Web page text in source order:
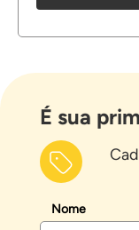
É sua
Nome